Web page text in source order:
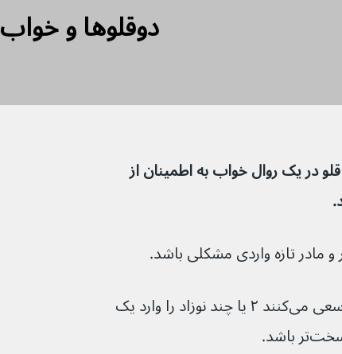
دوقلوها و خواب
قلو در یک روال خواب به اطمینان از
اما برای والدین چند قلوهایی که سعی می‌کنند ۲ یا چند نوزاد را وارد یک